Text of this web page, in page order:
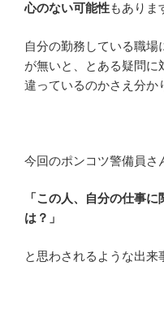
心のない可能性もありま
自分の勤務している職
が無いと、とある疑問に
違っているのかさえ分か
今回のポンコツ警備員さ
「この人、自分の仕事
は？」
と思わされるような出来